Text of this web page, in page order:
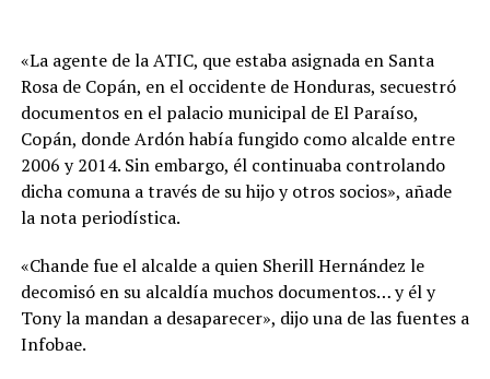
«La agente de la ATIC, que estaba asignada en Santa
Rosa de Copán, en el occidente de Honduras, secuestró
documentos en el palacio municipal de El Paraíso,
Copán, donde Ardón había fungido como alcalde entre
2006 y 2014. Sin embargo, él continuaba controlando
dicha comuna a través de su hijo y otros socios», añade
la nota periodística.
«Chande fue el alcalde a quien Sherill Hernández le
decomisó en su alcaldía muchos documentos… y él y
Tony la mandan a desaparecer», dijo una de las fuentes a
Infobae.